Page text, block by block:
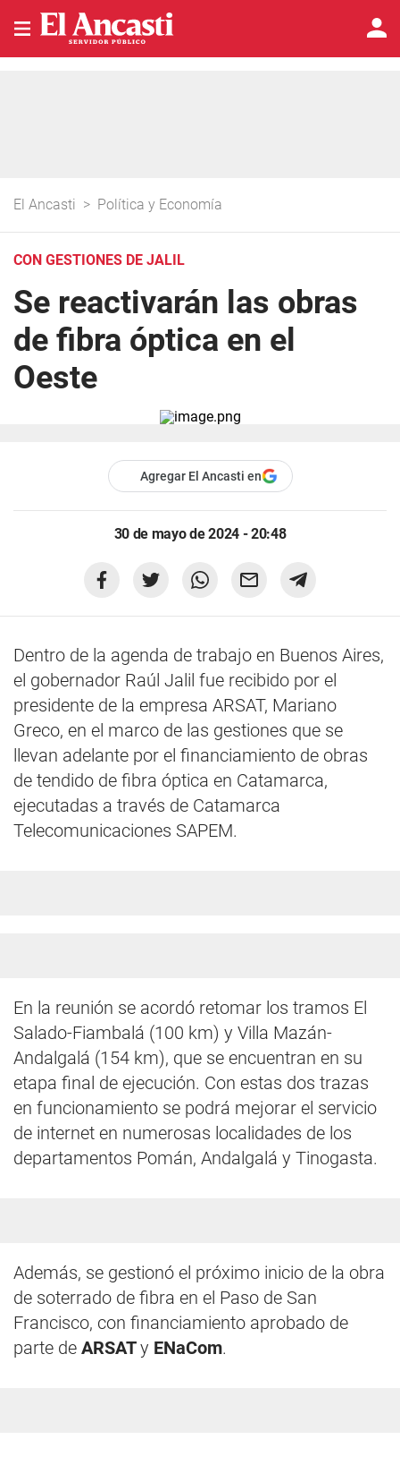
El Ancasti > Política y Economía
CON GESTIONES DE JALIL
Se reactivarán las obras
de fibra óptica en el
Oeste
Agregar El Ancasti en
30 de mayo de 2024 - 20:48
Dentro de la agenda de trabajo en Buenos Aires,
el gobernador Raúl Jalil fue recibido por el
presidente de la empresa ARSAT, Mariano
Greco, en el marco de las gestiones que se
llevan adelante por el financiamiento de obras
de tendido de fibra óptica en Catamarca,
ejecutadas a través de Catamarca
Telecomunicaciones SAPEM.
En la reunión se acordó retomar los tramos El
Salado-Fiambalá (100 km) y Villa Mazán-
Andalgalá (154 km), que se encuentran en su
etapa final de ejecución. Con estas dos trazas
en funcionamiento se podrá mejorar el servicio
de internet en numerosas localidades de los
departamentos Pomán, Andalgalá y Tinogasta.
Además, se gestionó el próximo inicio de la obra
de soterrado de fibra en el Paso de San
Francisco, con financiamiento aprobado de
parte de ARSATy ENaCom.